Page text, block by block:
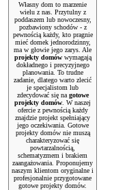
Własny dom to marzenie
wielu z nas. Przytulny z
poddaszem lub nowoczesny,
pozbawiony schodów - z
pewnością każdy, kto pragnie
mieć domek jednorodzinny,
ma w głowie jego zarys. Ale
projekty domówwymagają
dokładnego i precyzyjnego
planowania. To trudne
zadanie, dlatego warto zlecić
je specjalistom lub
zdecydować się na gotowe
projekty domów . W naszej
ofercie z pewnością każdy
znajdzie projekt spełniający
jego oczekiwania. Gotowe
projekty domów nie muszą
charakteryzować się
powtarzalnością,
schematyzmem i brakiem
zaangażowania. Proponujemy
naszym klientom oryginalne i
profesjonalnie przygotowane
gotowe projekty domów.